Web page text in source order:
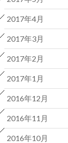
2017年4月
2017年3月
2017年2月
2017年1月
2016年12月
2016年11月
2016年10月